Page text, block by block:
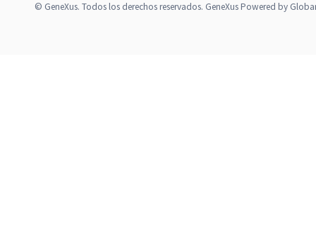
© GeneXus. Todos los derechos reservados. GeneXus Powered by